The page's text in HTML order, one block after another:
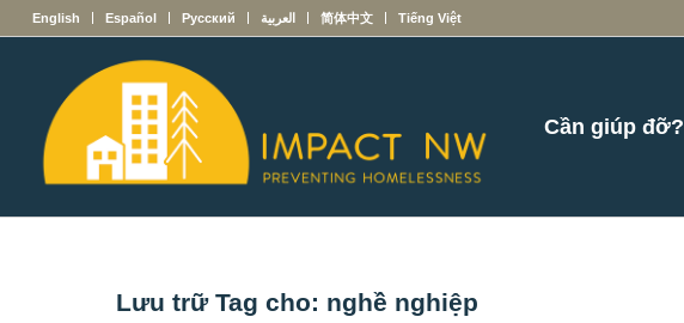
English Español Русский العربية 简体中文 Tiếng Việt
Cần giúp đỡ?
Lưu trữ Tag cho: nghề nghiệp